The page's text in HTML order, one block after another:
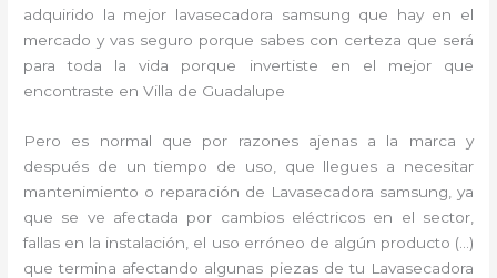
adquirido la mejor lavasecadora samsung que hay en el
mercado y vas seguro porque sabes con certeza que será
para toda la vida porque invertiste en el mejor que
encontraste en Villa de Guadalupe
Pero es normal que por razones ajenas a la marca y
después de un tiempo de uso, que llegues a necesitar
mantenimiento o reparación de Lavasecadora samsung, ya
que se ve afectada por cambios eléctricos en el sector,
fallas en la instalación, el uso erróneo de algún producto (…)
que termina afectando algunas piezas de tu Lavasecadora